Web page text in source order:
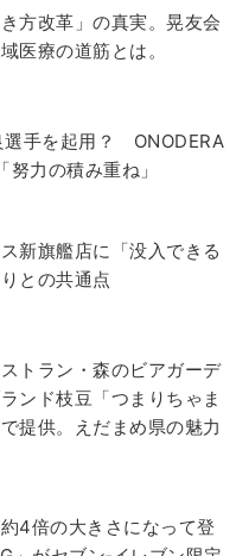
方改革」の真実。晃友会
医療の道筋とは。
選手を起用？ ONODERA
力の積み重ね」
新旗艦店に「没入できる
との共通点
トラン・森のビアガーデ
ンド枝豆「つまりちゃま
提供。えだまめ県の魅力
4倍の大きさになって登